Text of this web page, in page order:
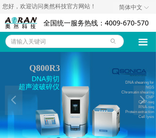
全国统一服务热线：4009-670-570
ꄙ
您好，欢迎访问奥然科技官方网站！
끀
奥然首页
仪器设备
耗材试剂
技术资料
代理品牌
关于我们
ꀅ
简体中文
Q800R3
DNA剪切
超声波破碎仪
DNA shearing for
NGS
Chromatin shearing
ChIP
ChIP-seq
RNA-seq
Protein extraction
Cell lysis
넳 넲